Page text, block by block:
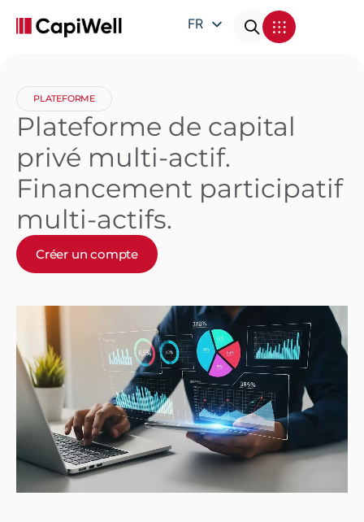
FR
PLATEFORME
Plateforme de capital
privé multi-actif.
Financement participatif
multi-actifs.
Créer un compte